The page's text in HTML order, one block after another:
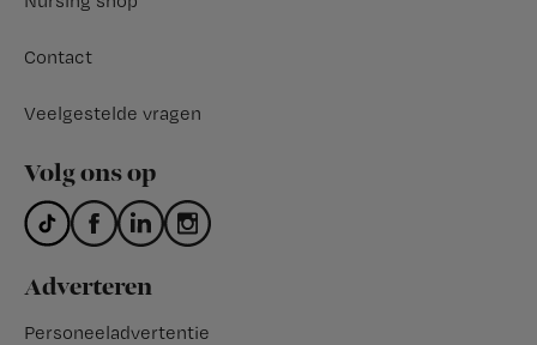
Contact
Veelgestelde vragen
Volg ons op
Adverteren
Personeeladvertentie